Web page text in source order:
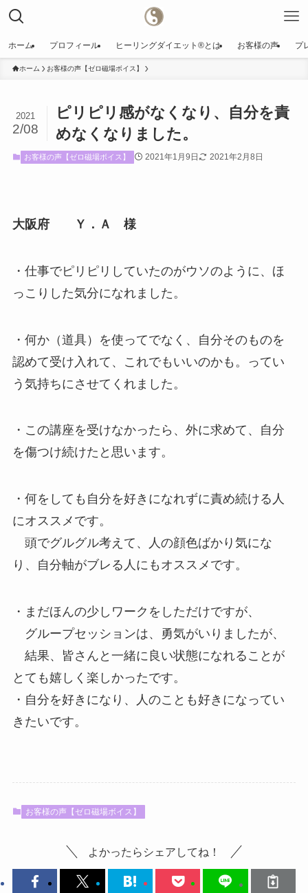
ホーム プロフィール ヒーリングダイエット®️とは お客様の声 プ
ホーム お客様の声【ゼロ磁場ボイス】
ピリピリ感がなくなり、自分を責
めなくなりました。
2021
2/08
お客様の声【ゼロ磁場ボイス】 2021年1月9日 2021年2月8日
大阪府 Ｙ．Ａ 様
・仕事でピリピリしていたのがウソのように、ほ
っこりした気分になれました。
・何か（道具）を使ってでなく、自分そのものを
認めて受け入れて、これでもいいのかも。ってい
う気持ちにさせてくれました。
・この講座を受けなかったら、外に求めて、自分
を傷つけ続けたと思います。
・何をしても自分を好きになれずに責め続ける人
にオススメです。
頭でグルグル考えて、人の顔色ばかり気にな
り、自分軸がブレる人にもオススメです。
・まだほんの少しワークをしただけですが、
グループセッションは、勇気がいりましたが、
結果、皆さんと一緒に良い状態になれることが
とても嬉しく楽しかったです。
・自分を好きになり、人のことも好きになってい
きたいです。
お客様の声【ゼロ磁場ボイス】
よかったらシェアしてね！